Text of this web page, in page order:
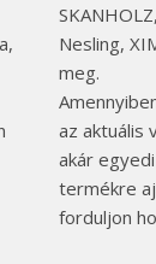
Nesling,
meg.
az aktuális
akár
termékre
forduljon